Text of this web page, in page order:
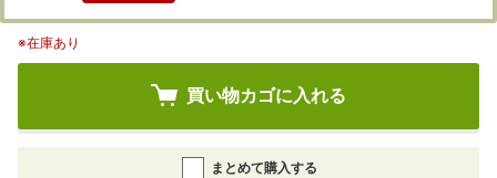
※在庫あり
買い物カゴに入れる
まとめて購入する